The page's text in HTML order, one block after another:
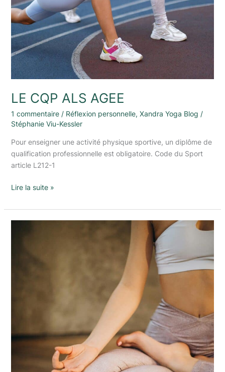
LE CQP ALS AGEE
1 commentaire / Réflexion personnelle, Xandra Yoga Blog /
Stéphanie Viu-Kessler
Pour enseigner une activité physique sportive, un diplôme de
qualification professionnelle est obligatoire. Code du Sport
article L212-1
Lire la suite »